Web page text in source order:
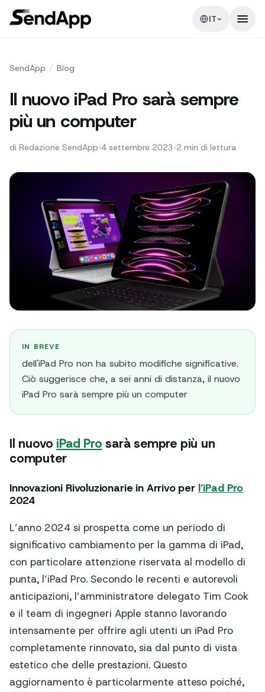
IT
SendApp / Blog
Il nuovo iPad Pro sarà sempre
più un computer
di Redazione SendApp•4 settembre 2023•2 min di lettura
IN BREVE
dell'iPad Pro non ha subito modifiche significative.
Ciò suggerisce che, a sei anni di distanza, il nuovo
iPad Pro sarà sempre più un computer
Il nuovo iPad Pro sarà sempre più un
computer
Innovazioni Rivoluzionarie in Arrivo per l’iPad Pro
2024
L’anno 2024 si prospetta come un periodo di
significativo cambiamento per la gamma di iPad,
con particolare attenzione riservata al modello di
punta, l’iPad Pro. Secondo le recenti e autorevoli
anticipazioni, l’amministratore delegato Tim Cook
e il team di ingegneri Apple stanno lavorando
intensamente per offrire agli utenti un iPad Pro
completamente rinnovato, sia dal punto di vista
estetico che delle prestazioni. Questo
aggiornamento è particolarmente atteso poiché,